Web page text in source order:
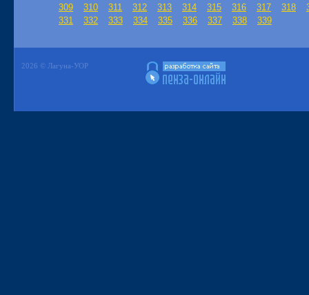
309
310 311 312 313 314 315 316 317 318
331
332 333 334 335 336 337 338 339
2026 © Лагуна-УОР